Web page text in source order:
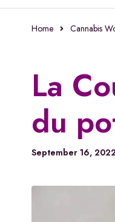
Home Cannabis
La
du
September 16, 2022